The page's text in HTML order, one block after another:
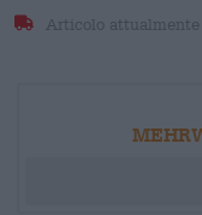
Articolo